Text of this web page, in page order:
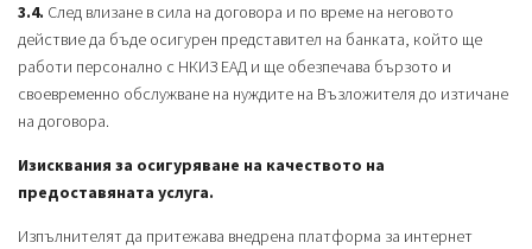
3.4. След влизане в сила на договора и по време на неговото
действие да бъде осигурен представител на банката, който ще
работи персонално с НКИЗ ЕАД и ще обезпечава бързото и
своевременно обслужване на нуждите на Възложителя до изтичане
на договора.
Изисквания за осигуряване на качеството на
предоставяната услуга.
Изпълнителят да притежава внедрена платформа за интернет